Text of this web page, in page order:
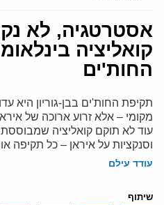
אסטרטגיה, לא
קואליציה
החות'ים
תקיפת החות'ים בבן-גוריון היא
מקומי – אלא זרוע ארוכה של
עוד לא תוקם קואליציה שמבוססת
וסנקציות על איראן – כל תקיפה
עודד עילם
שיתוף